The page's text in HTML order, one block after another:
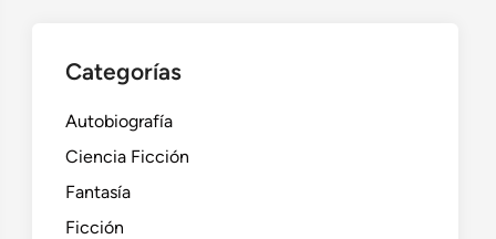
Categorías
Autobiografía
Ciencia Ficción
Fantasía
Ficción